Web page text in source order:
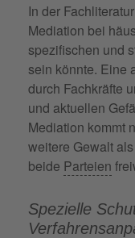
In der
Mediation bei
spezifischen und
sein könnte. Eine
durch Fachkräfte
und aktuellen
Mediation kommt
weitere Gewalt
beide Parteien
Spezielle